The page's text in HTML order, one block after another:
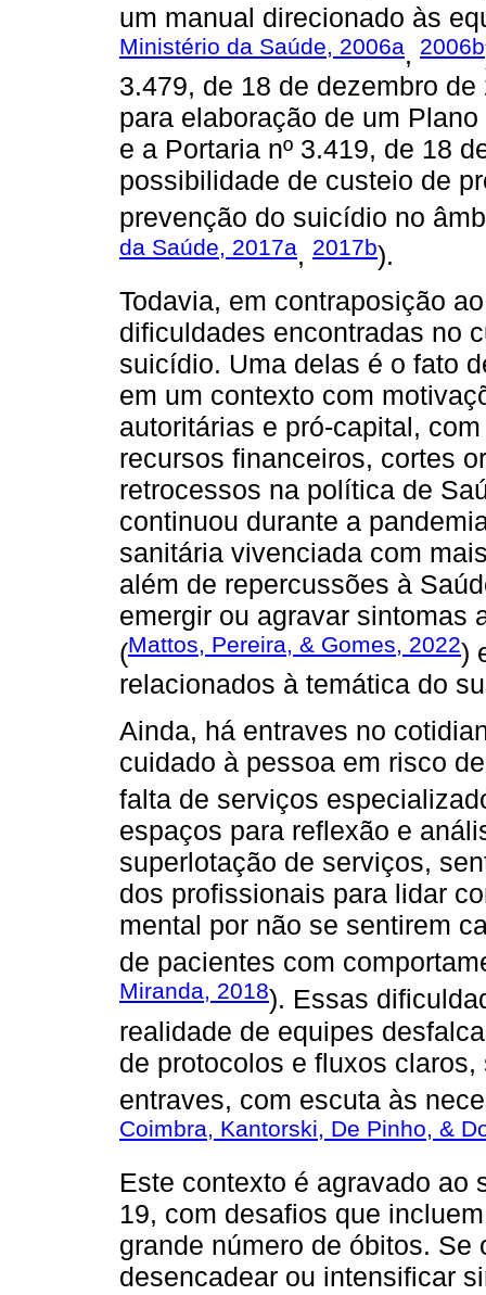
um manual direcionado às
Ministério da Saúde, 2006a, 2006b
3.479, de 18 de dezembro
para elaboração de um
e a Portaria nº 3.419, de 18
possibilidade de custeio de
prevenção do suicídio no
da Saúde, 2017a, 2017b).
Todavia, em contraposição
dificuldades encontradas no
suicídio. Uma delas é o fato
em um contexto com
autoritárias e pró-capital,
recursos financeiros, cortes
retrocessos na política de
continuou durante a
sanitária vivenciada com
além de repercussões à
emergir ou agravar sintomas
(Mattos, Pereira, & Gomes, 2022)
relacionados à temática do
Ainda, há entraves no
cuidado à pessoa em risco
falta de serviços
espaços para reflexão e
superlotação de serviços,
dos profissionais para lidar
mental por não se sentirem
de pacientes com
Miranda, 2018). Essas
realidade de equipes
de protocolos e fluxos
entraves, com escuta às
Coimbra, Kantorski, De Pinho, &
Este contexto é agravado ao
19, com desafios que
grande número de óbitos.
desencadear ou intensificar